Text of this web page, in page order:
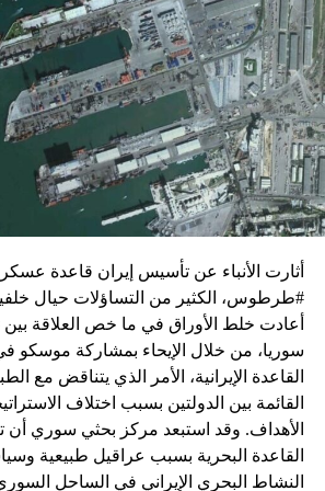
واشنطن للدفع بالمفاوضات والتوصل إلى
النار في غزة.
ويبدو أن نتنياهو استبق زيارة بلينكن
الضغوط يجب أن تتوجه إلى حماس، وليس
كما وقال بيان من مكتب نتنياهو إنه مصر
الإسرائيلية في محور فيلادلفيا “لمنع
التسلح”.
وفي هذا السياق، قال الكاتب والباحث
جمال زقوت في حديث لـ”سكاي نيوز
حماس ليست عقبة في المفاوضات
القبيل تجني على الموقف
المعضلة الأساسية هي أن نتنياهو
الإسرائيلي والمنطقة للخطر.
حماس وافقت على الإطار الرئيسي
أثارت الأنباء عن تأسيس إيران قاعدة
#طرطوس، الكثير من التساؤلات حيال
أعادت خلط الأوراق في ما خص العلاقة
سوريا، من خلال الإيحاء بمشاركة موسكو
القاعدة الإيرانية، الأمر الذي يتناقض مع
القائمة بين الدولتين بسبب اختلاف
الأهداف. وقد استبعد مركز بحثي سوري أن
القاعدة البحرية بسبب عراقيل طبيعية
النشاط البحري الإيراني في الساحل